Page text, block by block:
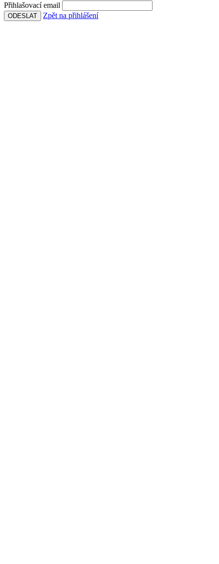
Přihlašovací email
ODESLAT Zpět na přihlášení